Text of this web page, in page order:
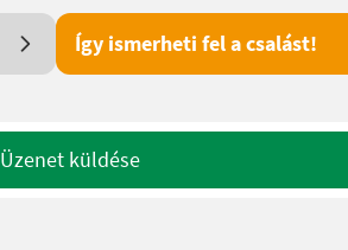
Így ismerheti fel a csalást!
Üzenet küldése